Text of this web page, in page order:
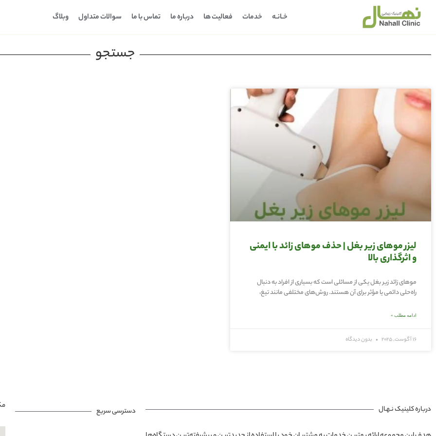
خـانـه خدمات فعالیت ها درباره ما تماس با ما سوالات متداول وبلاگ
جستجو
لیزر موهای زیر بغل | حذف موهای زائد با ایمنی
و اثرگذاری بالا
موهای زائد زیر بغل یکی از مسائلی است که بسیاری از افراد به دنبال
راه‌حلی دائمی یا مؤثر برای آن هستند. روش‌های مختلفی مانند تیغ،
ادامه مطلب »
16 آگوست, 2025 بدون دیدگاه
درباره کلینیک نـهـال دسترسی سریع